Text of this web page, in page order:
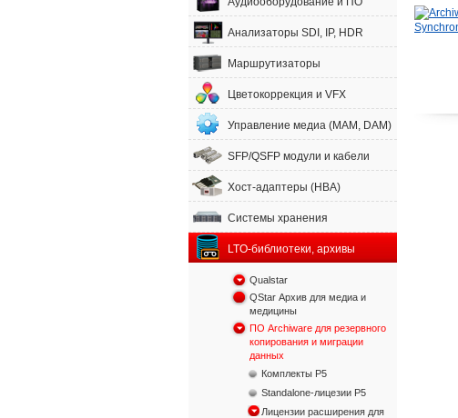
Анализаторы SDI, IP, HDR
Маршрутизаторы
Цветокоррекция и VFX
Управление медиа (MAM, DAM)
SFP/QSFP модули и кабели
Хост-адаптеры (HBA)
Системы хранения
LTO-библиотеки, архивы
Qualstar
QStar Архив для медиа и
медицины
ПО Archiware для резервного
копирования и миграции
данных
Комплекты P5
Standalone-лицезии P5
Лицензии расширения для